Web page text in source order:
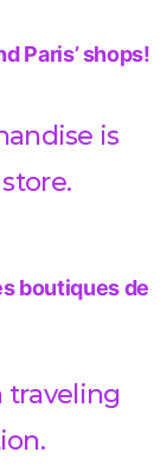
Paris’ shops!
boutiques de